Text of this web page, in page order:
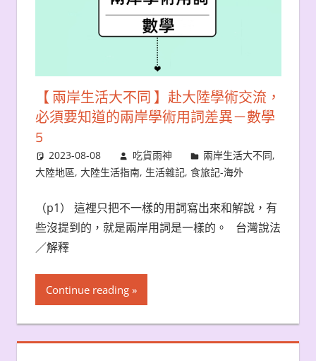
【 兩岸生活大不同 】赴大陸學術交流，
必須要知道的兩岸學術用詞差異－數學
5
2023-08-08 吃貨雨神 兩岸生活大不同,
大陸地區, 大陸生活指南, 生活雜記, 食旅記-海外
（p1） 這裡只把不一樣的用詞寫出來和解說，有
些沒提到的，就是兩岸用詞是一樣的。 台灣說法
／解釋
Continue reading